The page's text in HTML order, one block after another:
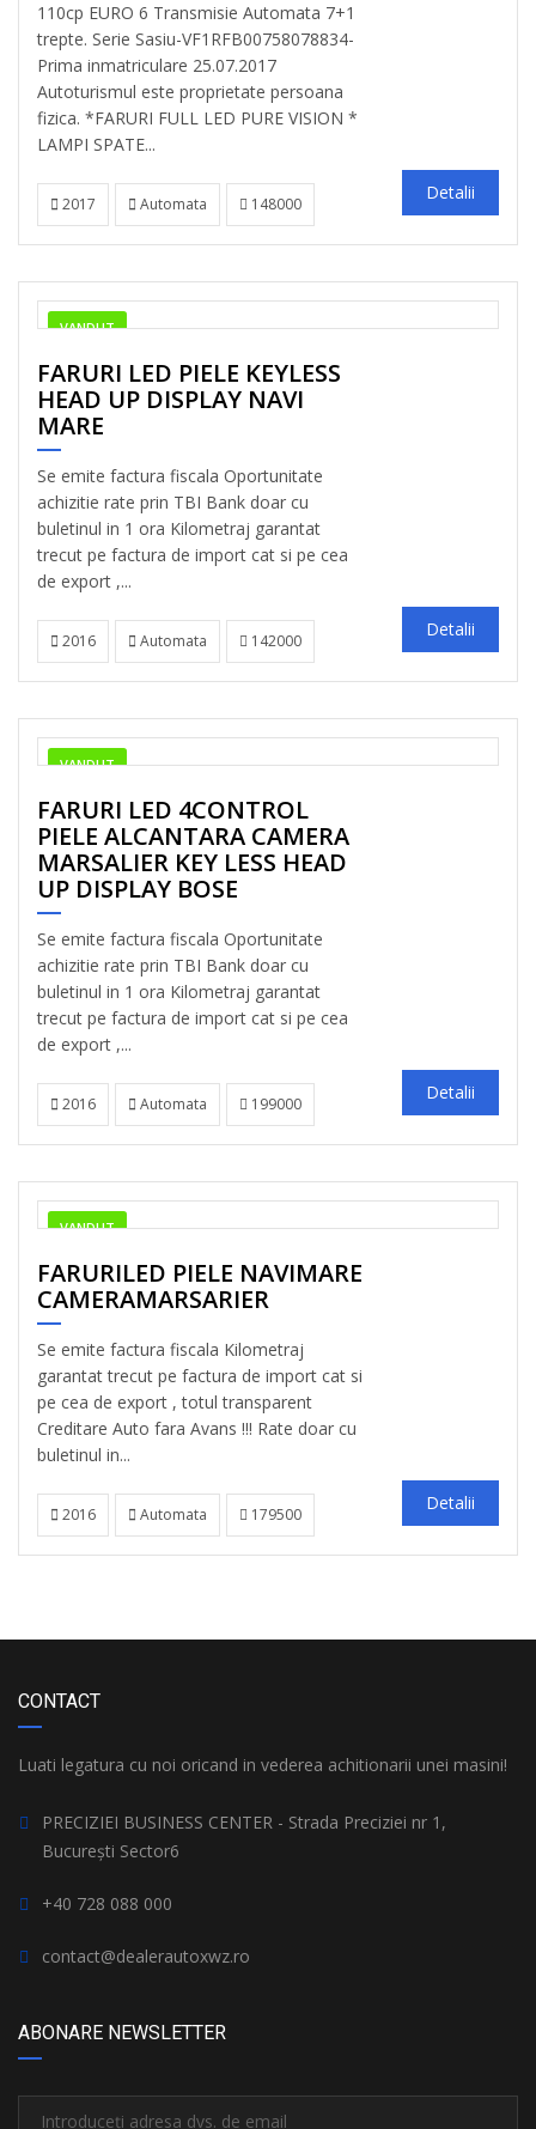
110cp EURO 6 Transmisie Automata 7+1
trepte. Serie Sasiu-VF1RFB00758078834-
Prima inmatriculare 25.07.2017
Autoturismul este proprietate persoana
fizica. *FARURI FULL LED PURE VISION *
LAMPI SPATE...
Detalii
2017 Automata 148000
VANDUT
FARURI LED PIELE KEYLESS
HEAD UP DISPLAY NAVI
MARE
Se emite factura fiscala Oportunitate
achizitie rate prin TBI Bank doar cu
buletinul in 1 ora Kilometraj garantat
trecut pe factura de import cat si pe cea
de export ,...
Detalii
2016 Automata 142000
VANDUT
FARURI LED 4CONTROL
PIELE ALCANTARA CAMERA
MARSALIER KEY LESS HEAD
UP DISPLAY BOSE
Se emite factura fiscala Oportunitate
achizitie rate prin TBI Bank doar cu
buletinul in 1 ora Kilometraj garantat
trecut pe factura de import cat si pe cea
de export ,...
Detalii
2016 Automata 199000
VANDUT
FARURILED PIELE NAVIMARE
CAMERAMARSARIER
Se emite factura fiscala Kilometraj
garantat trecut pe factura de import cat si
pe cea de export , totul transparent
Creditare Auto fara Avans !!! Rate doar cu
buletinul in...
Detalii
2016 Automata 179500
CONTACT
Luati legatura cu noi oricand in vederea achitionarii unei masini!
PRECIZIEI BUSINESS CENTER - Strada Preciziei nr 1,
București Sector6
+40 728 088 000
contact@dealerautoxwz.ro
ABONARE NEWSLETTER